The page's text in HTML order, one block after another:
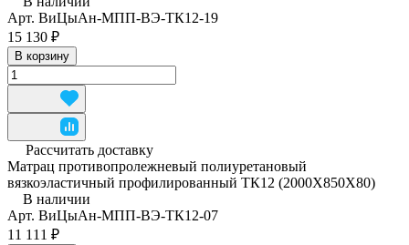
Арт. ВиЦыАн-МПП-ВЭ-ТК12-19
15 130 ₽
В корзину
Рассчитать доставку
Матрац противопролежневый полиуретановый
вязкоэластичный профилированный ТК12 (2000Х850Х80)
В наличии
Арт. ВиЦыАн-МПП-ВЭ-ТК12-07
11 111 ₽